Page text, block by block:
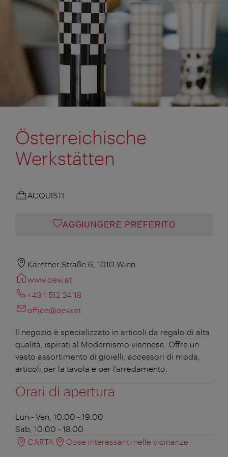
Österreichische
Werkstätten
ACQUISTI
AGGIUNGERE PREFERITO
Kärntner Straße 6, 1010 Wien
www.oew.at
+43 1 512 24 18
office@oew.at
Il negozio è specializzato in articoli da regalo di alta
qualità, ispirati al Modernismo viennese. Offre un
vasto assortimento di gioielli, accessori di moda,
articoli per la tavola e per l’arredamento.
Orari di apertura
Lun - Ven, 10:00 - 19:00
Sab, 10:00 - 18:00
CARTA
Cose interessanti nelle vicinanze